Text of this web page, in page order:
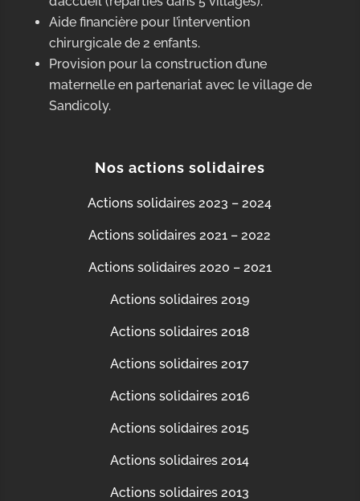
Aide financière pour l’intervention
chirurgicale de 2 enfants.
Provision pour la construction d’une
maternelle en partenariat avec le village de
Sandicoly.
Nos actions solidaires
Actions solidaires 2023 – 2024
Actions solidaires 2021 – 2022
Actions solidaires 2020 – 2021
Actions solidaires 2019
Actions solidaires 2018
Actions solidaires 2017
Actions solidaires 2016
Actions solidaires 2015
Actions solidaires 2014
Actions solidaires 2013